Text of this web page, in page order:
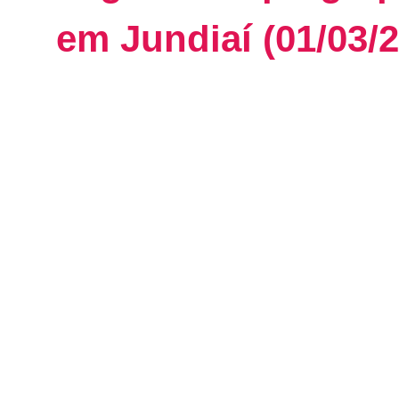
em Jundiaí (01/03/